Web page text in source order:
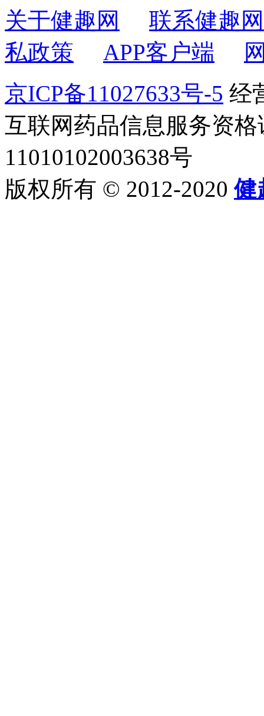
关于健趣网
联系健趣网
私政策
APP客户端
京ICP备11027633号-5 经
互联网药品信息服务资
11010102003638号
版权所有 © 2012-2020健